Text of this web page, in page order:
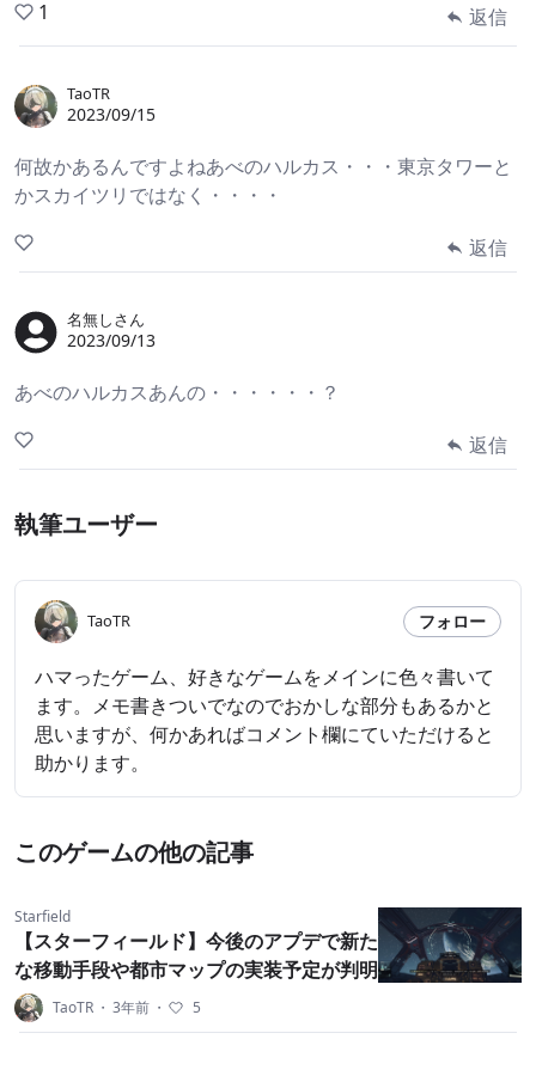
1 返信
TaoTR
2023/09/15
何故かあるんですよねあべのハルカス・・・東京タワーと
かスカイツリではなく・・・・
返信
名無しさん
2023/09/13
あべのハルカスあんの・・・・・・？
返信
執筆ユーザー
TaoTR フォロー
ハマったゲーム、好きなゲームをメインに色々書いて
ます。メモ書きついでなのでおかしな部分もあるかと
思いますが、何かあればコメント欄にていただけると
助かります。
このゲームの他の記事
Starfield
【スターフィールド】今後のアプデで新た
な移動手段や都市マップの実装予定が判明
TaoTR ・ 3年前 ・ 5